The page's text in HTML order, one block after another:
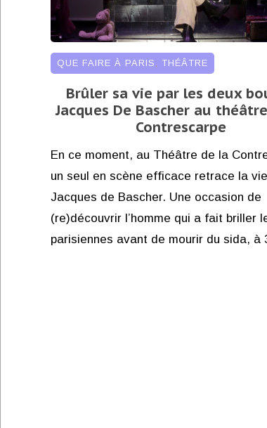
QUE FAIRE À PARIS THÉÂTRE
Brûler sa vie par les deux
Jacques De Bascher au
Contrescarpe
En ce moment, au Théâtre de la
un seul en scène efficace retrace la
Jacques de Bascher. Une occasion de
(re)découvrir l’homme qui a fait briller
parisiennes avant de mourir du sida, à